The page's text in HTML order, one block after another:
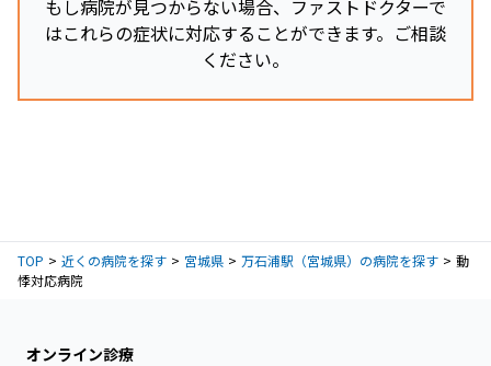
もし病院が見つからない場合、ファストドクターで
はこれらの症状に対応することができます。ご相談
ください。
TOP 近くの病院を探す 宮城県 万石浦駅（宮城県）の病院を探す
動
悸対応病院
オンライン診療